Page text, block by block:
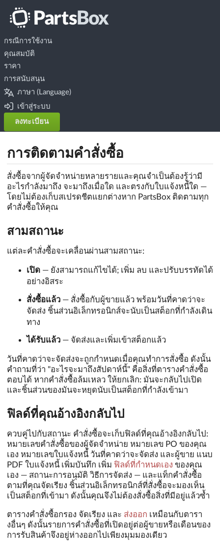
กรณีการใช้งาน
คุณสมบัติ
ราคา
การสนับสนุน
ภาษา (Language)
เข้าสู่ระบบ
ลงทะเบียน
การติดตามคำสั่งซื้อ
สั่งซื้อจากผู้จัดจำหน่ายหลายรายและคุณจำเป็นต้องรู้ว่ามี
อะไรกำลังมาถึง จะมาถึงเมื่อใด และตรงกับใบแจ้งหนี้ใด —
โดยไม่ต้องเก็บสเปรดชีตแยกต่างหาก PartsBox ติดตามทุก
คำสั่งซื้อให้คุณ
สามสถานะ
แต่ละคำสั่งซื้อจะเคลื่อนผ่านสามสถานะ:
เปิด — ยังสามารถแก้ไขได้; เพิ่ม ลบ และปรับบรรทัดได้
อย่างอิสระ
สั่งซื้อแล้ว — สั่งซื้อกับผู้ขายแล้ว พร้อมวันที่คาดว่าจะ
จัดส่ง ชิ้นส่วนอิเล็กทรอนิกส์จะนับเป็นสต็อกที่กำลังเดิน
ทาง
ได้รับแล้ว — จัดส่งและเพิ่มเข้าสต็อกแล้ว
วันที่คาดว่าจะจัดส่งจะถูกกำหนดเมื่อคุณทำการสั่งซื้อ ดังนั้น
คำถามที่ว่า "อะไรจะมาถึงสัปดาห์นี้" คือสิ่งที่ตารางคำสั่งซื้อ
ตอบได้ หากคำสั่งซื้อล้มเหลว ให้ยกเลิก: มันจะกลับไปเปิด
และชิ้นส่วนของมันจะหยุดนับเป็นสต็อกที่กำลังเข้ามา
ฟิลด์ที่คุณอ้างอิงกลับไป
ควบคู่ไปกับสถานะ คำสั่งซื้อจะเก็บฟิลด์ที่คุณอ้างอิงกลับไป:
หมายเลขคำสั่งซื้อของผู้จัดจำหน่าย หมายเลข PO ของคุณ
เอง หมายเลขใบแจ้งหนี้ วันที่คาดว่าจะจัดส่ง และผู้ขาย แนบ
PDF ใบแจ้งหนี้ เพิ่มบันทึก เพิ่ม ฟิลด์ที่กำหนดเอง ของคุณ
เอง — สถานะการอนุมัติ วิธีการจัดส่ง — และแท็กคำสั่งซื้อ
ตามที่คุณจัดเรียง ชิ้นส่วนอิเล็กทรอนิกส์ที่สั่งซื้อจะมองเห็น
เป็นสต็อกที่เข้ามา ดังนั้นคุณจึงไม่ต้องสั่งซื้อสิ่งที่มีอยู่แล้วซ้ำ
ตารางคำสั่งซื้อกรอง จัดเรียง และ ส่งออก เหมือนกับตารา
งอื่นๆ ดังนั้นรายการคำสั่งซื้อที่เปิดอยู่ต่อผู้ขายหรือเดือนของ
การรับสินค้าจึงอยู่ห่างออกไปเพียงมุมมองเดียว